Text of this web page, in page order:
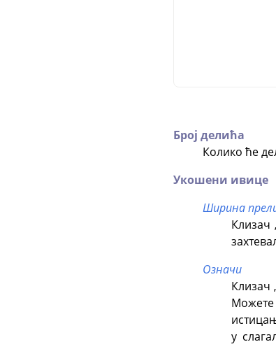
Број делића
Колико ће
Укошени ивице
Ширина
Клизач
Означи
Клизач
Можете
у